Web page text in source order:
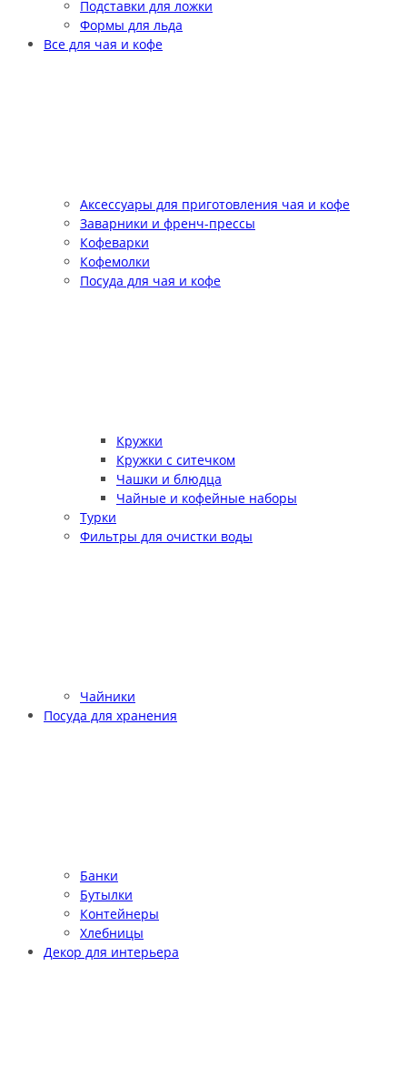
Подставки для ложки
Формы для льда
Все для чая и кофе
Аксессуары для приготовления чая и кофе
Заварники и френч-прессы
Кофеварки
Кофемолки
Посуда для чая и кофе
Кружки
Кружки с ситечком
Чашки и блюдца
Чайные и кофейные наборы
Турки
Фильтры для очистки воды
Чайники
Посуда для хранения
Банки
Бутылки
Контейнеры
Хлебницы
Декор для интерьера